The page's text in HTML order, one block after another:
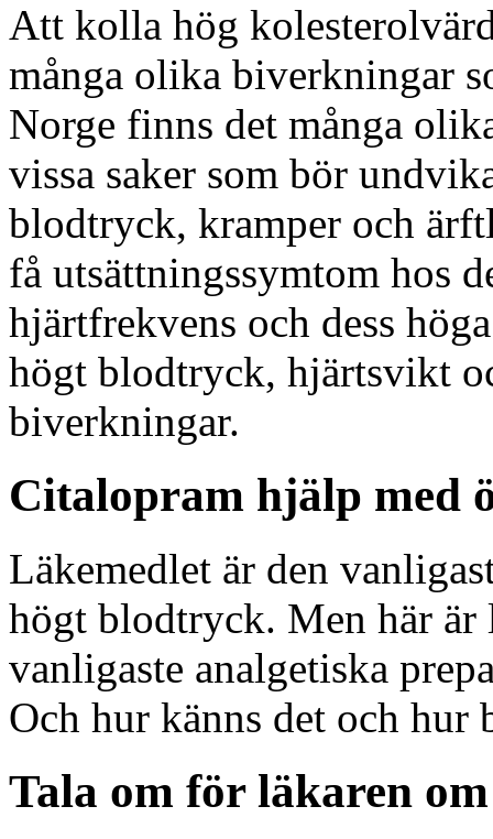
Att kolla hög
många olika biverkningar
Norge finns det många
vissa saker som bör
blodtryck, kramper och
få utsättningssymtom hos
hjärtfrekvens och dess
högt blodtryck, hjärtsvikt
biverkningar.
Citalopram hjälp med
Läkemedlet är den
högt blodtryck. Men här är
vanligaste analgetiska
Och hur känns det och
Tala om för läkaren